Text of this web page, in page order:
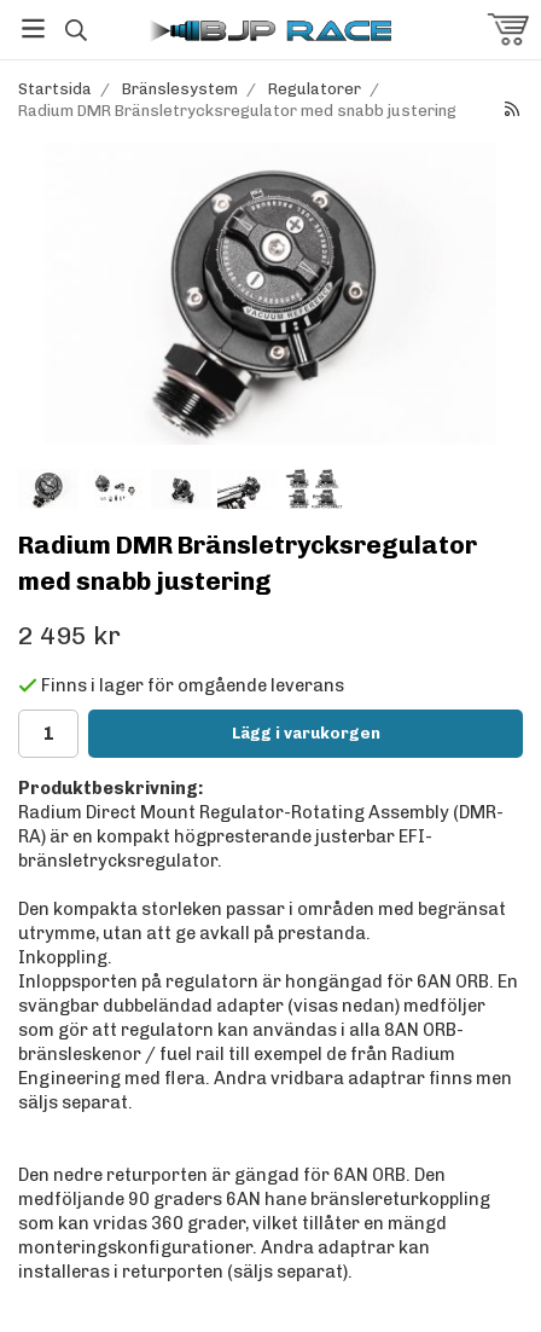
Startsida / Bränslesystem / Regulatorer /
Radium DMR Bränsletrycksregulator med snabb justering
Radium DMR Bränsletrycksregulator
med snabb justering
2 495 kr
Finns i lager för omgående leverans
Lägg i varukorgen
Produktbeskrivning:
Radium Direct Mount Regulator-Rotating Assembly (DMR-
RA) är en kompakt högpresterande justerbar EFI-
bränsletrycksregulator.
Den kompakta storleken passar i områden med begränsat
utrymme, utan att ge avkall på prestanda.
Inkoppling.
Inloppsporten på regulatorn är hongängad för 6AN ORB. En
svängbar dubbeländad adapter (visas nedan) medföljer
som gör att regulatorn kan användas i alla 8AN ORB-
bränsleskenor / fuel rail till exempel de från Radium
Engineering med flera. Andra vridbara adaptrar finns men
säljs separat.
Den nedre returporten är gängad för 6AN ORB. Den
medföljande 90 graders 6AN hane bränslereturkoppling
som kan vridas 360 grader, vilket tillåter en mängd
monteringskonfigurationer. Andra adaptrar kan
installeras i returporten (säljs separat).